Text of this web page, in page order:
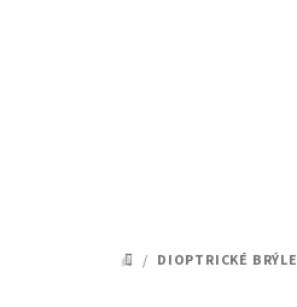
DOMŮ
/ DIOPTRICKÉ BRÝLE